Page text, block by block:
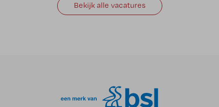
Bekijk alle vacatures